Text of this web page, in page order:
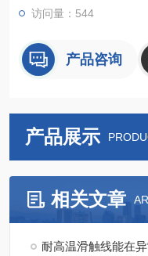
访问量：544
产品咨询
产品展示
相关文章
耐高温滑触线能在